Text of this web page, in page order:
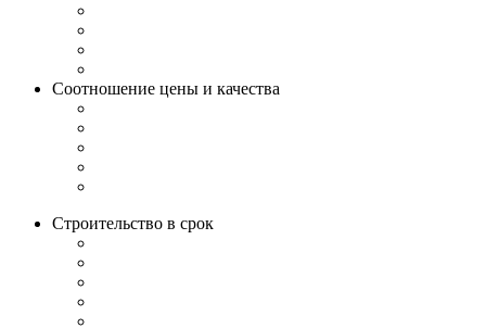
Соотношение цены и качества
Строительство в срок